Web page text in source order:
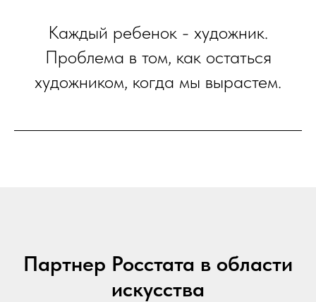
Каждый ребенок - художник.
Проблема в том, как остаться
художником, когда мы вырастем.
Партнер Росстата в области
искусства